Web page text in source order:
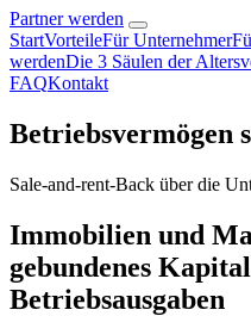
Partner werden
StartVorteileFür Unternehmer
werdenDie 3 Säulen der
FAQKontakt
Betriebsvermögen
Sale-and-rent-Back über die
Immobilien und
gebundenes
Betriebsausgaben